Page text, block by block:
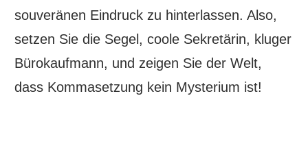
souveränen Eindruck zu hinterlassen. Also,
setzen Sie die Segel, coole Sekretärin, kluger
Bürokaufmann, und zeigen Sie der Welt,
dass Kommasetzung kein Mysterium ist!